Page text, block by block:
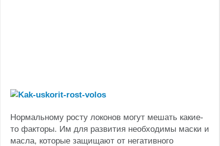
Нормальному росту локонов могут мешать какие-
то факторы. Им для развития необходимы маски и
масла, которые защищают от негативного